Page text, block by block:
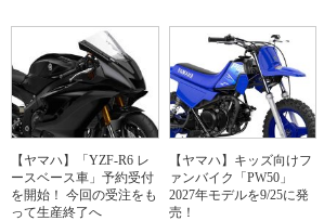
【ヤマハ】「YZF-R6 レ
ースベース車」予約受付
を開始！ 今回の受注をも
って生産終了へ
【ヤマハ】キッズ向けフ
ァンバイク「PW50」
2027年モデルを9/25に発
売！